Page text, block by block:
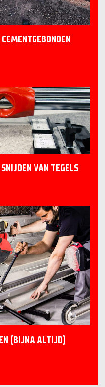
VAN TEGELS
(BIJNA ALTIJD)